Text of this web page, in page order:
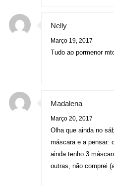
Nelly
Março 19, 2017
Tudo ao pormenor
Madalena
Março 20, 2017
Olha que ainda no
máscara e a pensar:
ainda tenho 3
outras, não comprei